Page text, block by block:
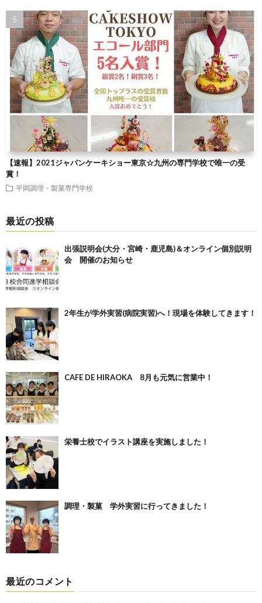
【速報】2021ジャパンケーキショー東京☆九州の専門学校で唯一の受
賞！
平岡調理・製菓専門学校
最近の投稿
出張説明会(大分・宮崎・鹿児島)＆オンライン個別説明
会 開催のお知らせ
2年生が学外実習(病院実習)へ！現場を体験してきます！
CAFE DE HIRAOKA 8月も元気に営業中！
栄養士校でイラスト講座を実施しました！
調理・製菓 学外実習に行ってきました！
最近のコメント